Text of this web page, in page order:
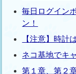
毎日ログイン
ン！
【注意】時計
ネコ基地でキ
第１章、第２